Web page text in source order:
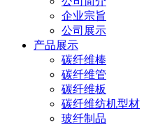
企业宗旨
公司展示
产品展示
碳纤维棒
碳纤维管
碳纤维板
碳纤维纺机型材
玻纤制品